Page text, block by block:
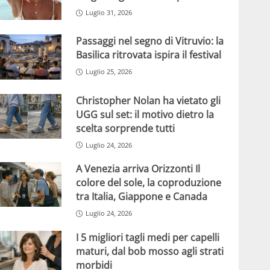
Luglio 31, 2026
Passaggi nel segno di Vitruvio: la
Basilica ritrovata ispira il festival
Luglio 25, 2026
Christopher Nolan ha vietato gli
UGG sul set: il motivo dietro la
scelta sorprende tutti
Luglio 24, 2026
A Venezia arriva Orizzonti Il
colore del sole, la coproduzione
tra Italia, Giappone e Canada
Luglio 24, 2026
I 5 migliori tagli medi per capelli
maturi, dal bob mosso agli strati
morbidi